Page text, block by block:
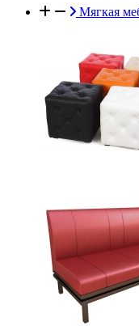
Мягкая